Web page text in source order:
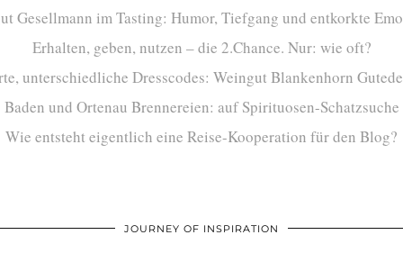
Gesellmann im Tasting: Humor, Tiefgang und entkorkte
Erhalten, geben, nutzen – die 2.Chance. Nur: wie oft?
unterschiedliche Dresscodes: Weingut Blankenhorn
Baden und Ortenau Brennereien: auf Spirituosen-Schatzsuche
Wie entsteht eigentlich eine Reise-Kooperation für den Blog?
JOURNEY OF INSPIRATION